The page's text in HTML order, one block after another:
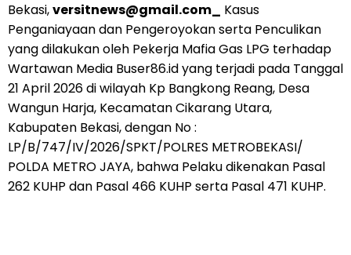
Bekasi,versitnews@gmail.com_ Kasus
Penganiayaan dan Pengeroyokan serta Penculikan
yang dilakukan oleh Pekerja Mafia Gas LPG terhadap
Wartawan Media Buser86.id yang terjadi pada Tanggal
21 April 2026 di wilayah Kp Bangkong Reang, Desa
Wangun Harja, Kecamatan Cikarang Utara,
Kabupaten Bekasi, dengan No :
LP/B/747/IV/2026/SPKT/POLRES METROBEKASI/
POLDA METRO JAYA, bahwa Pelaku dikenakan Pasal
262 KUHP dan Pasal 466 KUHP serta Pasal 471 KUHP.